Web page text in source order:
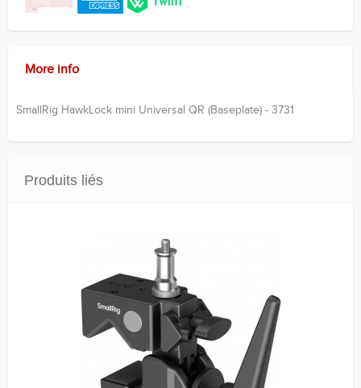
More info
SmallRig HawkLock mini Universal QR (Baseplate) - 3731
Produits liés